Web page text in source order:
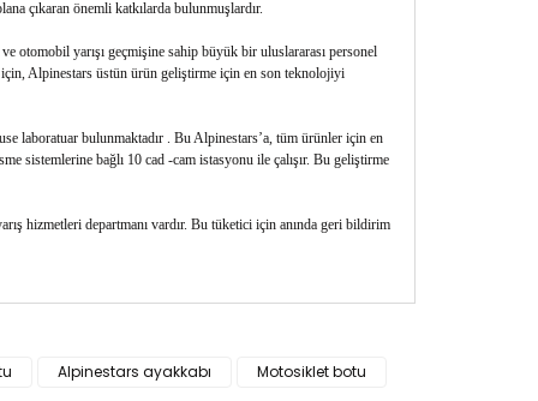
çıkaran önemli katkılarda bulunmuşlardır.
yarışı geçmişine sahip büyük bir uluslararası personel
için, Alpinestars üstün ürün geliştirme için en son teknolojiyi
laboratuar bulunmaktadır . Bu Alpinestars’a, tüm ürünler için en
sistemlerine bağlı 10 cad -cam istasyonu ile çalışır. Bu geliştirme
hizmetleri departmanı vardır. Bu tüketici için anında geri bildirim
Alpinestars ayakkabı
Motosiklet botu